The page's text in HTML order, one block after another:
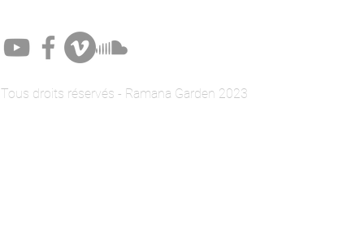
Tous droits réservés - Ramana Garden 2023